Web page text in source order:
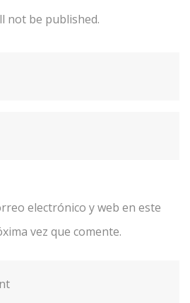
not be published.
electrónico y web en este
vez que comente.